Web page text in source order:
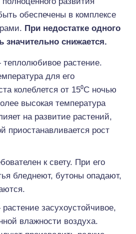
обеспечены в комплексе
При недостатке одного
значительно снижается.
растение.
для его
колеблется от 15⁰С ночью
высокая температура
на развитие растений,
приостанавливается рост
к свету. При его
бледнеют, бутоны опадают,
засухоустойчивое,
влажности воздуха.